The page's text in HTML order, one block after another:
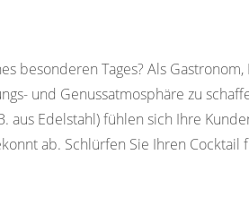
besonderen Tages? Als
und Genussatmosphäre zu
Edelstahl) fühlen sich Ihre
ab. Schlürfen Sie Ihren Cocktail